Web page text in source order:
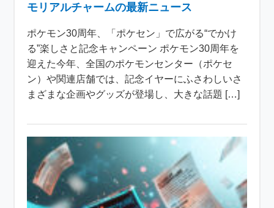
モリアルチャームの最新ニュース
ポケモン30周年、「ポケセン」で広がる“でかけ
る”楽しさと記念キャンペーン ポケモン30周年を
迎えた今年、全国のポケモンセンター（ポケセ
ン）や関連店舗では、記念イヤーにふさわしいさ
まざまな企画やグッズが登場し、大きな話題 […]